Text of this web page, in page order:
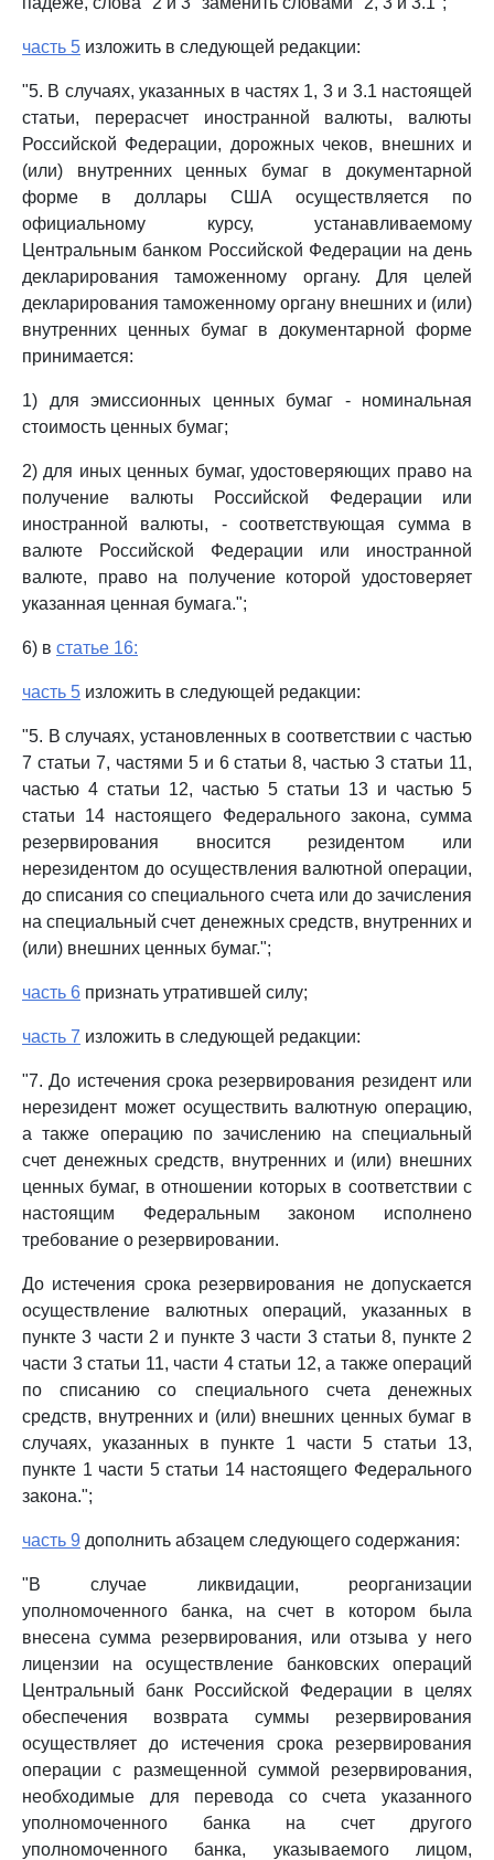
часть 5 изложить в следующей редакции:
"5. В случаях, указанных в частях 1, 3 и 3.1 настоящей
статьи, перерасчет иностранной валюты, валюты
Российской Федерации, дорожных чеков, внешних и
(или) внутренних ценных бумаг в документарной
форме в доллары США осуществляется по
официальному курсу, устанавливаемому
Центральным банком Российской Федерации на день
декларирования таможенному органу. Для целей
декларирования таможенному органу внешних и (или)
внутренних ценных бумаг в документарной форме
принимается:
1) для эмиссионных ценных бумаг - номинальная
стоимость ценных бумаг;
2) для иных ценных бумаг, удостоверяющих право на
получение валюты Российской Федерации или
иностранной валюты, - соответствующая сумма в
валюте Российской Федерации или иностранной
валюте, право на получение которой удостоверяет
указанная ценная бумага.";
6) в статье 16:
часть 5 изложить в следующей редакции:
"5. В случаях, установленных в соответствии с частью
7 статьи 7, частями 5 и 6 статьи 8, частью 3 статьи 11,
частью 4 статьи 12, частью 5 статьи 13 и частью 5
статьи 14 настоящего Федерального закона, сумма
резервирования вносится резидентом или
нерезидентом до осуществления валютной операции,
до списания со специального счета или до зачисления
на специальный счет денежных средств, внутренних и
(или) внешних ценных бумаг.";
часть 6 признать утратившей силу;
часть 7 изложить в следующей редакции:
"7. До истечения срока резервирования резидент или
нерезидент может осуществить валютную операцию,
а также операцию по зачислению на специальный
счет денежных средств, внутренних и (или) внешних
ценных бумаг, в отношении которых в соответствии с
настоящим Федеральным законом исполнено
требование о резервировании.
До истечения срока резервирования не допускается
осуществление валютных операций, указанных в
пункте 3 части 2 и пункте 3 части 3 статьи 8, пункте 2
части 3 статьи 11, части 4 статьи 12, а также операций
по списанию со специального счета денежных
средств, внутренних и (или) внешних ценных бумаг в
случаях, указанных в пункте 1 части 5 статьи 13,
пункте 1 части 5 статьи 14 настоящего Федерального
закона.";
часть 9 дополнить абзацем следующего содержания:
"В случае ликвидации, реорганизации
уполномоченного банка, на счет в котором была
внесена сумма резервирования, или отзыва у него
лицензии на осуществление банковских операций
Центральный банк Российской Федерации в целях
обеспечения возврата суммы резервирования
осуществляет до истечения срока резервирования
операции с размещенной суммой резервирования,
необходимые для перевода со счета указанного
уполномоченного банка на счет другого
уполномоченного банка, указываемого лицом,